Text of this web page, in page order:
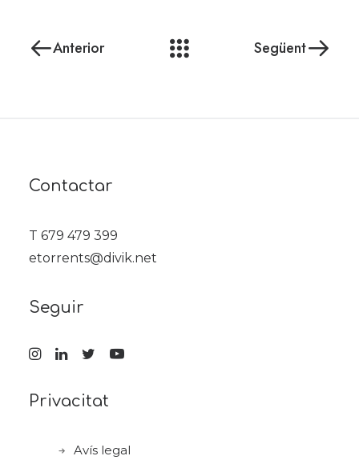
Anterior Següent
Contactar
T 679 479 399
etorrents@divik.net
Seguir
Privacitat
Avís legal